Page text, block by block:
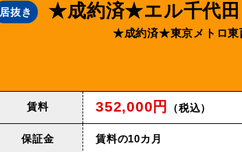
居抜き ★成約済★エル千代
★成約済★東京メトロ東
賃料 352,000円 （税込）
保証金 賃料の10カ月